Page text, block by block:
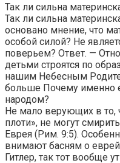
Так ли сильна
Так ли сильна
основано мнение, что
особой силой? Не
поверьем? Ответ. —
детьми строятся по
нашим Небесным
больше Почему именно
народом?
Не мало верующих в то,
плоти», не могут
Еврея (Рим. 9:5).
внимают басням о
Гитлер, так тот вообще